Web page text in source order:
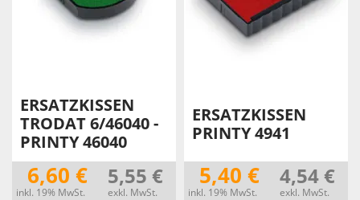
ERSATZKISSEN
TRODAT 6/46040 -
PRINTY 46040
6,60 €
inkl. 19% MwSt.
5,55 €
exkl. MwSt.
ERSATZKISSEN
PRINTY 4941
5,40 €
inkl. 19% MwSt.
4,54 €
exkl. MwSt.